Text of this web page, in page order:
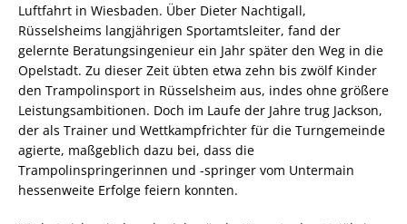
Luftfahrt in Wiesbaden. Über Dieter Nachtigall,
Rüsselsheims langjährigen Sportamtsleiter, fand der
gelernte Beratungsingenieur ein Jahr später den Weg in die
Opelstadt. Zu dieser Zeit übten etwa zehn bis zwölf Kinder
den Trampolinsport in Rüsselsheim aus, indes ohne größere
Leistungsambitionen. Doch im Laufe der Jahre trug Jackson,
der als Trainer und Wettkampfrichter für die Turngemeinde
agierte, maßgeblich dazu bei, dass die
Trampolinspringerinnen und -springer vom Untermain
hessenweite Erfolge feiern konnten.